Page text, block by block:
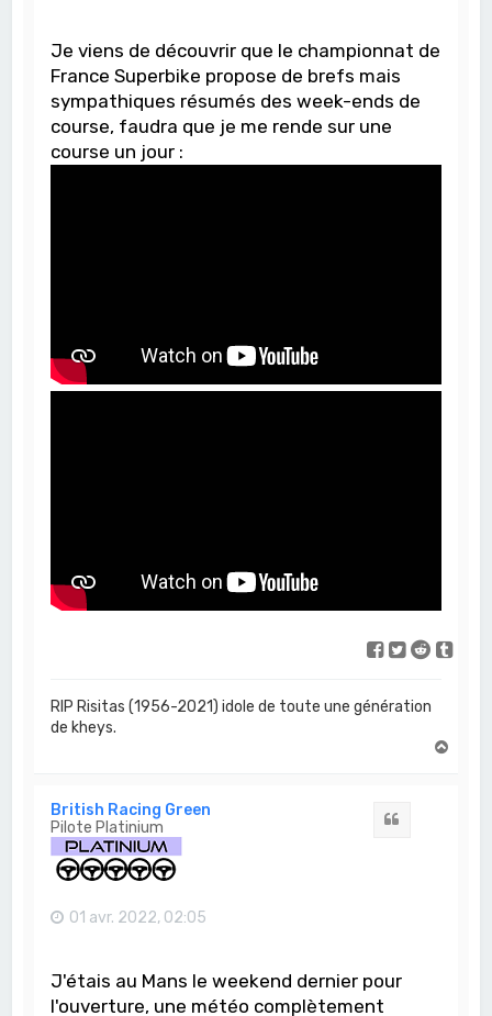
Je viens de découvrir que le championnat de
France Superbike propose de brefs mais
sympathiques résumés des week-ends de
course, faudra que je me rende sur une
course un jour :
RIP Risitas (1956-2021) idole de toute une génération
de kheys.
British Racing Green
Pilote Platinium
01 avr. 2022, 02:05
J'étais au Mans le weekend dernier pour
l'ouverture, une météo complètement